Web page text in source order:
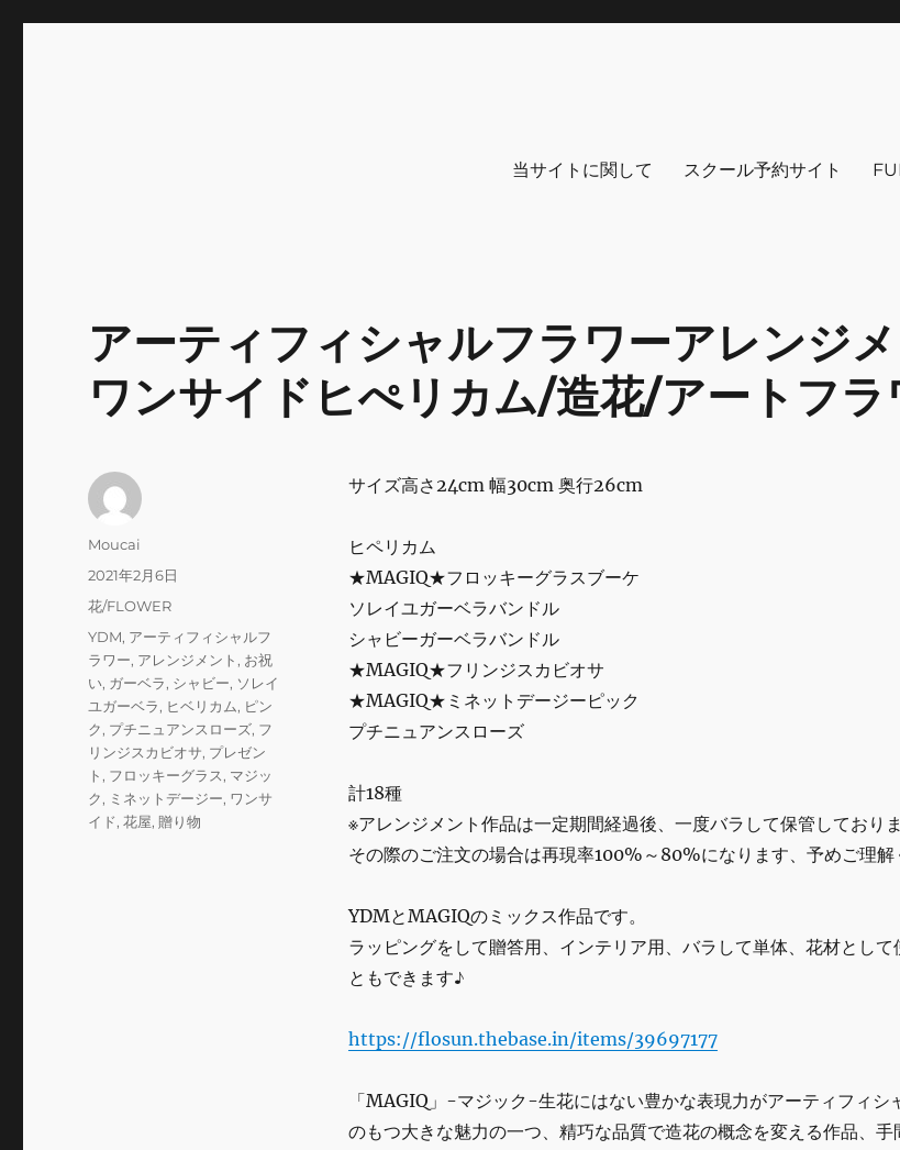
当サイトに関して スクール予約サイト
アーティフィシャルフラワーアレンジ
ワンサイドヒぺリカム/造花/アートフラ
サイズ高さ24cm 幅30cm 奥行26cm
ヒペリカム
★MAGIQ★フロッキーグラスブーケ
ソレイユガーベラバンドル
シャビーガーベラバンドル
★MAGIQ★フリンジスカビオサ
★MAGIQ★ミネットデージーピック
プチニュアンスローズ
計18種
※アレンジメント作品は一定期間経過後、一度バラして保管しておりま
その際のご注文の場合は再現率100%～80%になります、予めご理解
YDMとMAGIQのミックス作品です。
ラッピングをして贈答用、インテリア用、バラして単体、花材として
ともできます♪
https://flosun.thebase.in/items/39697177
「MAGIQ」-マジック-生花にはない豊かな表現力がアーティフィシ
のもつ大きな魅力の一つ、精巧な品質で造花の概念を変える作品、手
投
Moucai
投
稿
2021年2月6日
カ
ゴ
花/FLOWER
タ
グ
YDM, アーティフィシャルフ
ラワー, アレンジメント , お祝
い, ガーベラ, シャビー, ソレイ
ユガーベラ, ヒベリカム, ピン
ク, プチニュアンスローズ, フ
リンジスカビオサ, プレゼン
ト , フロッキーグラス, マジッ
ク, ミネットデージー, ワンサ
イド,花屋, 贈り物